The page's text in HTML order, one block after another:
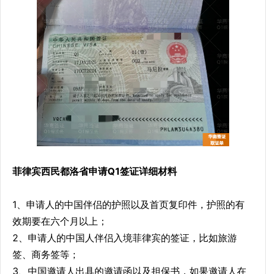
菲律宾西民都洛省申请Q1签证详细材料
1、申请人的中国伴侣的护照以及首页复印件，护照的有
效期要在六个月以上；
2、申请人的中国人伴侣入境菲律宾的签证，比如旅游
签、商务签等；
3、中国邀请人出具的邀请函以及担保书，如果邀请人在